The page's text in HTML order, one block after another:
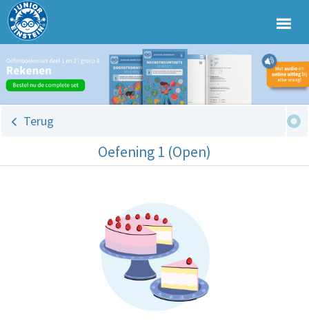
Terug
Oefening 1 (Open)